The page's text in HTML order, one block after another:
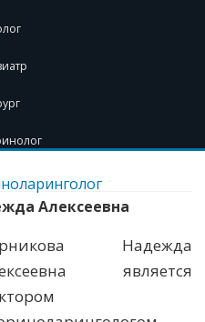
Перейти
содержимому
Алексеевна
Надежда
является